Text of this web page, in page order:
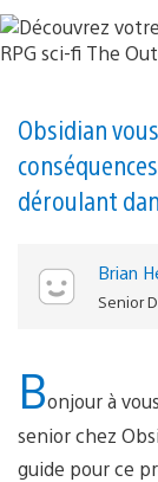
Obsidian
déroulant
Brian
Senior
Bonjour à
senior chez
guide pour ce